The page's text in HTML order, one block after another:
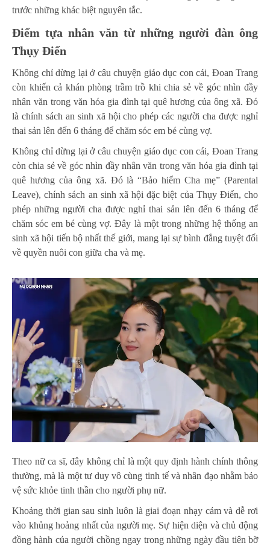
trước những khác biệt nguyên tắc.
Điểm tựa nhân văn từ những người đàn ông
Thụy Điển
Không chỉ dừng lại ở câu chuyện giáo dục con cái, Đoan Trang
còn khiến cả khán phòng trầm trồ khi chia sẻ về góc nhìn đầy
nhân văn trong văn hóa gia đình tại quê hương của ông xã. Đó
là chính sách an sinh xã hội cho phép các người cha được nghỉ
thai sản lên đến 6 tháng để chăm sóc em bé cùng vợ.
Không chỉ dừng lại ở câu chuyện giáo dục con cái, Đoan Trang
còn chia sẻ về góc nhìn đầy nhân văn trong văn hóa gia đình tại
quê hương của ông xã. Đó là “Bảo hiểm Cha mẹ” (Parental
Leave), chính sách an sinh xã hội đặc biệt của Thụy Điển, cho
phép những người cha được nghỉ thai sản lên đến 6 tháng để
chăm sóc em bé cùng vợ. Đây là một trong những hệ thống an
sinh xã hội tiến bộ nhất thế giới, mang lại sự bình đẳng tuyệt đối
về quyền nuôi con giữa cha và mẹ.
Theo nữ ca sĩ, đây không chỉ là một quy định hành chính thông
thường, mà là một tư duy vô cùng tinh tế và nhân đạo nhằm bảo
vệ sức khỏe tinh thần cho người phụ nữ.
Khoảng thời gian sau sinh luôn là giai đoạn nhạy cảm và dễ rơi
vào khủng hoảng nhất của người mẹ. Sự hiện diện và chủ động
đồng hành của người chồng ngay trong những ngày đầu tiên bỡ